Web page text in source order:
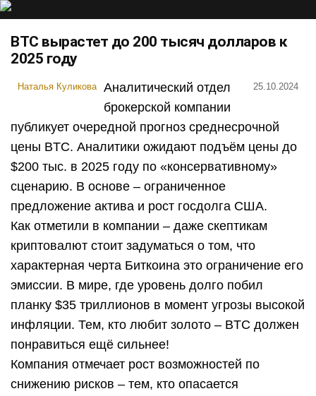
BTC вырастет до 200 тысяч долларов к
2025 году
Наталья Куликова 25.10.2024
Аналитический отдел
брокерской компании
публикует очередной прогноз среднесрочной
цены BTC. Аналитики ожидают подъём цены до
$200 тыс. в 2025 году по «консервативному»
сценарию. В основе – ограниченное
предложение актива и рост госдолга США.
Как отметили в компании – даже скептикам
криптовалют стоит задуматься о том, что
характерная черта Биткоина это ограничение его
эмиссии. В мире, где уровень долго побил
планку $35 триллионов в момент угрозы высокой
инфляции. Тем, кто любит золото – BTC должен
понравиться ещё сильнее!
Компания отмечает рост возможностей по
снижению рисков – тем, кто опасается